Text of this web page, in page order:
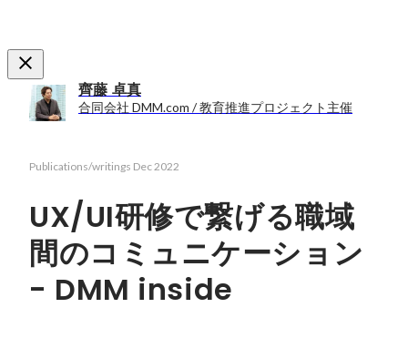
齊藤 卓真
合同会社 DMM.com / 教育推進プロジェクト主催
Publications/writings Dec 2022
UX/UI研修で繋げる職域
間のコミュニケーション
- DMM inside